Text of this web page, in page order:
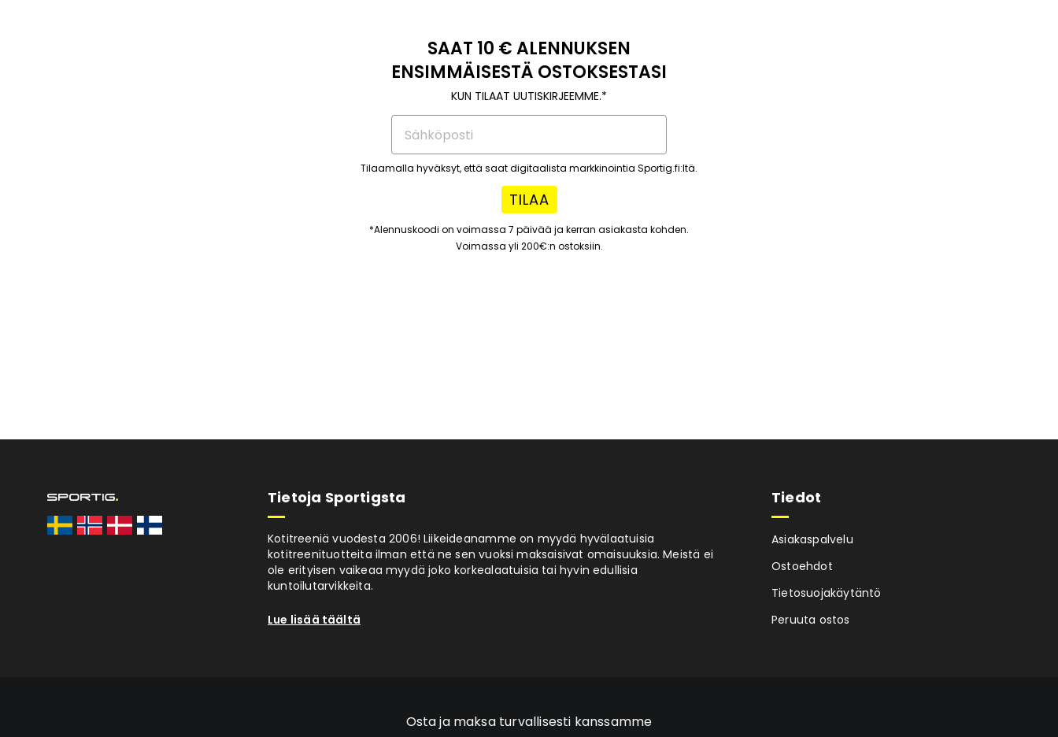
SAAT 10 € ALENNUKSEN
ENSIMMÄISESTÄ OSTOKSESTASI
KUN TILAAT UUTISKIRJEEMME.*
Tilaamalla hyväksyt, että saat digitaalista markkinointia Sportig.fi:ltä.
TILAA
*Alennuskoodi on voimassa 7 päivää ja kerran asiakasta kohden.
Voimassa yli 200€:n ostoksiin.
Tietoja Sportigsta
Kotitreeniä vuodesta 2006! Liikeideanamme on myydä hyvälaatuisia
kotitreenituotteita ilman että ne sen vuoksi maksaisivat omaisuuksia. Meistä ei
ole erityisen vaikeaa myydä joko korkealaatuisia tai hyvin edullisia
kuntoilutarvikkeita.
Lue lisää täältä
Tiedot
Asiakaspalvelu
Ostoehdot
Tietosuojakäytäntö
Peruuta ostos
Osta ja maksa turvallisesti kanssamme